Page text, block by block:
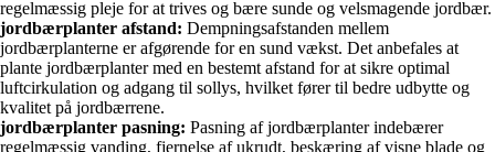
regelmæssig pleje for at trives og bære sunde og velsmagende jordbær.
jordbærplanter afstand: Dempningsafstanden mellem
jordbærplanterne er afgørende for en sund vækst. Det anbefales at
plante jordbærplanter med en bestemt afstand for at sikre optimal
luftcirkulation og adgang til sollys, hvilket fører til bedre udbytte og
kvalitet på jordbærrene.
jordbærplanter pasning: Pasning af jordbærplanter indebærer
regelmæssig vanding, fjernelse af ukrudt, beskæring af visne blade og